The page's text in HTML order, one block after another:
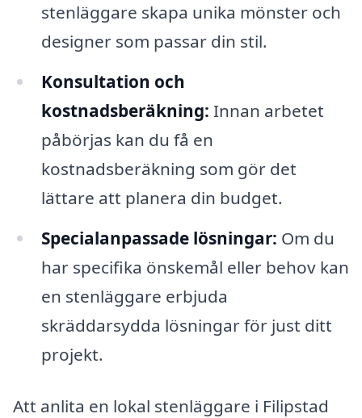
stenläggare skapa unika mönster och
designer som passar din stil.
Konsultation och
kostnadsberäkning: Innan arbetet
påbörjas kan du få en
kostnadsberäkning som gör det
lättare att planera din budget.
Specialanpassade lösningar: Om du
har specifika önskemål eller behov kan
en stenläggare erbjuda
skräddarsydda lösningar för just ditt
projekt.
Att anlita en lokal stenläggare i Filipstad